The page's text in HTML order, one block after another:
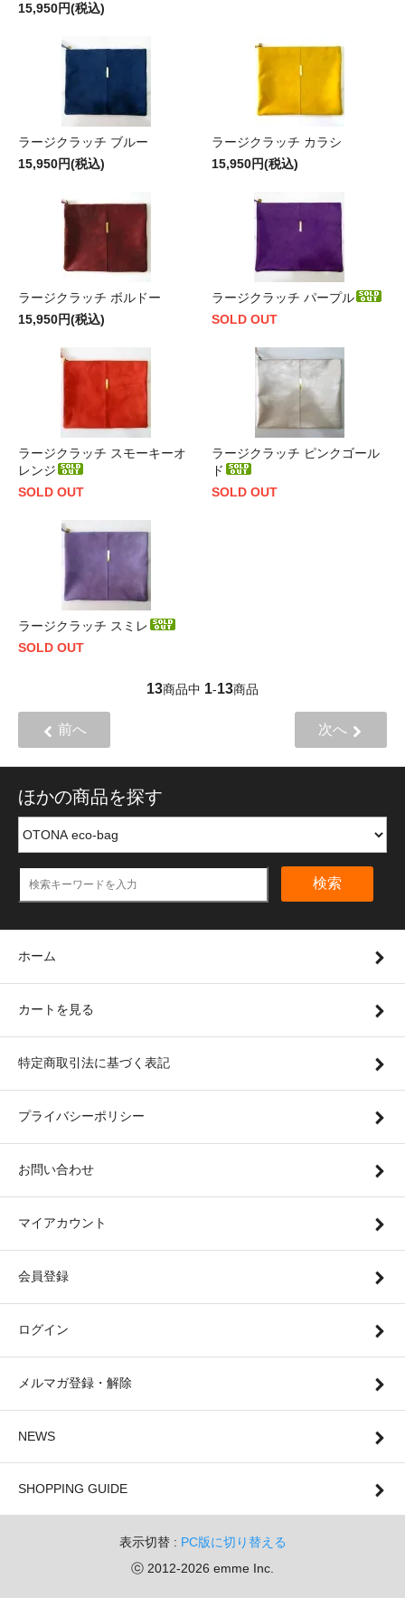
15,950円(税込)
ラージクラッチ ブルー
15,950円(税込)
ラージクラッチ カラシ
15,950円(税込)
ラージクラッチ ボルドー
15,950円(税込)
ラージクラッチ パープル
SOLD OUT
ラージクラッチ スモーキーオ
レンジ
SOLD OUT
ラージクラッチ ピンクゴール
ド
SOLD OUT
ラージクラッチ スミレ
SOLD OUT
13商品中 1-13商品
前へ 次へ
ほかの商品を探す
検索
ホーム
カートを見る
特定商取引法に基づく表記
プライバシーポリシー
お問い合わせ
マイアカウント
会員登録
ログイン
メルマガ登録・解除
NEWS
SHOPPING GUIDE
表示切替 : PC版に切り替える
ⓒ 2012-2026 emme Inc.